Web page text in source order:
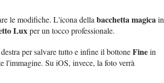
le modifiche. L'icona della bacchetta magicain
Luxper un tocco professionale.
per salvare tutto e infine il bottoneFinein
l'immagine. Su iOS, invece, la foto verrà